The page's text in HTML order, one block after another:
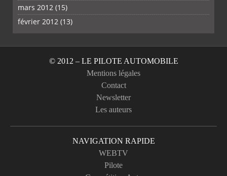
mars 2012 (15)
février 2012 (13)
© 2012 – LE PILOTE AUTOMOBILE
Mentions légales
Contact
Newsletter
Les auteurs
NAVIGATION RAPIDE
WEBTV
Pilote